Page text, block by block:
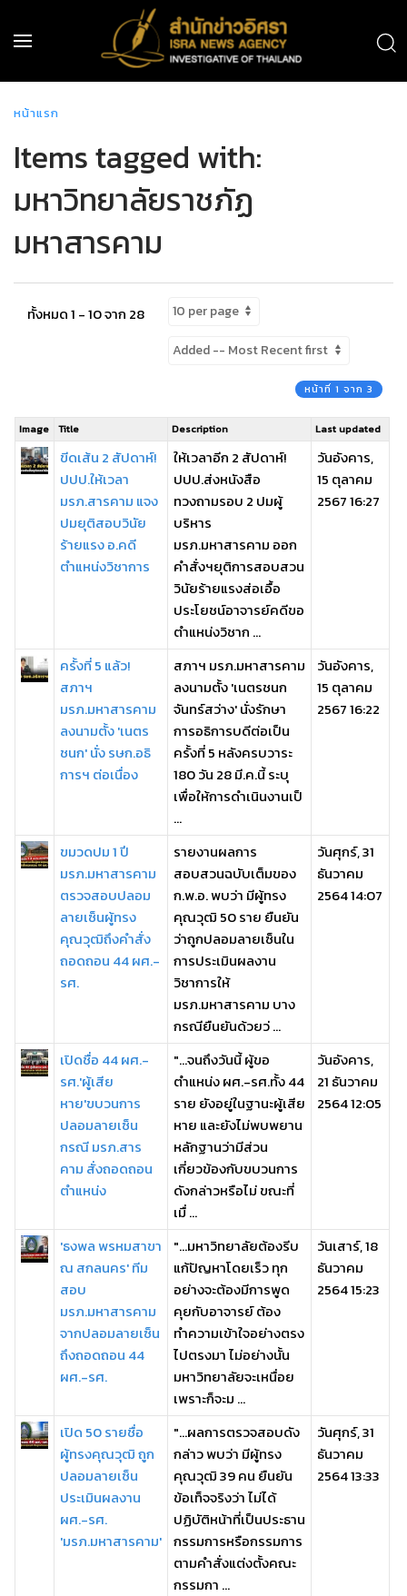
หน้าแรก
Items tagged with:
มหาวิทยาลัยราชภัฏ
มหาสารคาม
ทั้งหมด 1 - 10 จาก 28
หน้าที่ 1 จาก 3
Image Title Description Last updated
ขีดเส้น 2 สัปดาห์!
ปปป.ให้เวลา
มรภ.สารคาม แจง
ปมยุติสอบวินัย
ร้ายแรง อ.คดี
ตำแหน่งวิชาการ
ให้เวลาอีก 2 สัปดาห์!
ปปป.ส่งหนังสือ
ทวงถามรอบ 2 ปมผู้
บริหาร
มรภ.มหาสารคาม ออก
คำสั่งฯยุติการสอบสวน
วินัยร้ายแรงส่อเอื้อ
ประโยชน์อาจารย์คดีขอ
ตำแหน่งวิชาก ...
วันอังคาร,
15 ตุลาคม
2567 16:27
ครั้งที่ 5 แล้ว!
สภาฯ
มรภ.มหาสารคาม
ลงนามตั้ง 'เนตร
ชนก' นั่ง รษก.อธิ
การฯ ต่อเนื่อง
สภาฯ มรภ.มหาสารคาม
ลงนามตั้ง 'เนตรชนก
จันทร์สว่าง' นั่งรักษา
การอธิการบดีต่อเป็น
ครั้งที่ 5 หลังครบวาระ
180 วัน 28 มี.ค.นี้ ระบุ
เพื่อให้การดำเนินงานเป็
...
วันอังคาร,
15 ตุลาคม
2567 16:22
ขมวดปม 1 ปี
มรภ.มหาสารคาม
ตรวจสอบปลอม
ลายเซ็นผู้ทรง
คุณวุฒิถึงคำสั่ง
ถอดถอน 44 ผศ.-
รศ.
รายงานผลการ
สอบสวนฉบับเต็มของ
ก.พ.อ. พบว่า มีผู้ทรง
คุณวุฒิ 50 ราย ยืนยัน
ว่าถูกปลอมลายเซ็นใน
การประเมินผลงาน
วิชาการให้
มรภ.มหาสารคาม บาง
กรณียืนยันด้วยว่ ...
วันศุกร์, 31
ธันวาคม
2564 14:07
เปิดชื่อ 44 ผศ.-
รศ.'ผู้เสีย
หาย'ขบวนการ
ปลอมลายเซ็น
กรณี มรภ.สาร
คาม สั่งถอดถอน
ตำแหน่ง
"...จนถึงวันนี้ ผู้ขอ
ตำแหน่ง ผศ.-รศ.ทั้ง 44
ราย ยังอยู่ในฐานะผู้เสีย
หาย และยังไม่พบพยาน
หลักฐานว่ามีส่วน
เกี่ยวข้องกับขบวนการ
ดังกล่าวหรือไม่ ขณะที่
เมื่ ...
วันอังคาร,
21 ธันวาคม
2564 12:05
'ธงพล พรหมสาขา
ณ สกลนคร' ทีม
สอบ
มรภ.มหาสารคาม
จากปลอมลายเซ็น
ถึงถอดถอน 44
ผศ.-รศ.
"...มหาวิทยาลัยต้องรีบ
แก้ปัญหาโดยเร็ว ทุก
อย่างจะต้องมีการพูด
คุยกับอาจารย์ ต้อง
ทำความเข้าใจอย่างตรง
ไปตรงมา ไม่อย่างนั้น
มหาวิทยาลัยจะเหนื่อย
เพราะก็จะม ...
วันเสาร์, 18
ธันวาคม
2564 15:23
เปิด 50 รายชื่อ
ผู้ทรงคุณวุฒิ ถูก
ปลอมลายเซ็น
ประเมินผลงาน
ผศ.-รศ.
'มรภ.มหาสารคาม'
"...ผลการตรวจสอบดัง
กล่าว พบว่า มีผู้ทรง
คุณวุฒิ 39 คน ยืนยัน
ข้อเท็จจริงว่า ไม่ได้
ปฏิบัติหน้าที่เป็นประธาน
กรรมการหรือกรรมการ
ตามคำสั่งแต่งตั้งคณะ
กรรมกา ...
วันศุกร์, 31
ธันวาคม
2564 13:33